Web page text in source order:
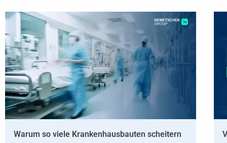
Warum so viele Krankenhausbauten scheitern